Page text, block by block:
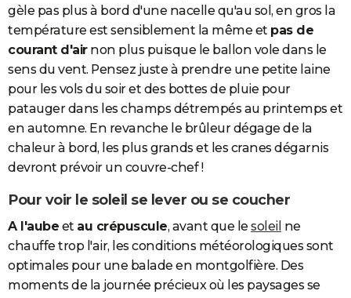
gèle pas plus à bord d'une nacelle qu'au sol, en gros la
température est sensiblement la même et pas de
courant d'airnon plus puisque le ballon vole dans le
sens du vent. Pensez juste à prendre une petite laine
pour les vols du soir et des bottes de pluie pour
patauger dans les champs détrempés au printemps et
en automne. En revanche le brûleur dégage de la
chaleur à bord, les plus grands et les cranes dégarnis
devront prévoir un couvre-chef !
Pour voir le soleil se lever ou se coucher
A l'aube et au crépuscule, avant que le soleil ne
chauffe trop l'air, les conditions météorologiques sont
optimales pour une balade en montgolfière. Des
moments de la journée précieux où les paysages se